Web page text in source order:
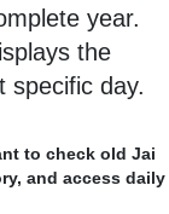
year.
the
specific day.
to check old Jai
and access daily